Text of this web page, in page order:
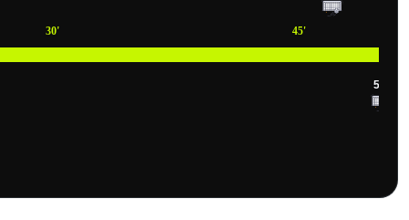
30' 45'
50